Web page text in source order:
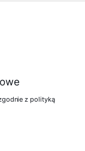
z polityką